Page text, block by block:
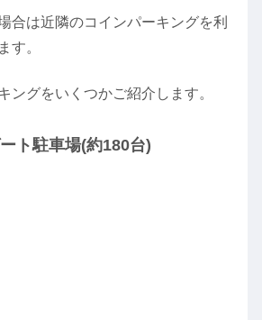
合は近隣のコインパーキングを利
す。
ングをいくつかご紹介します。
ト駐車場(約180台)